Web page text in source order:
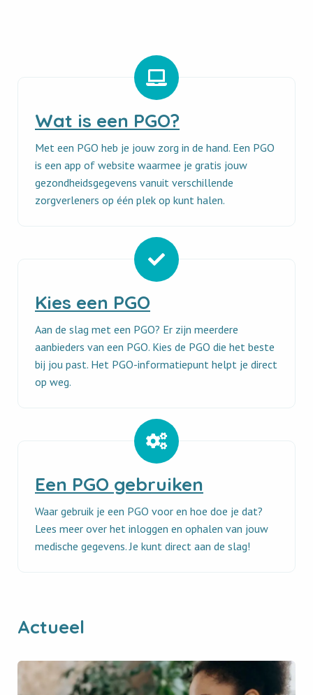
Wat is een PGO?
Met een PGO heb je jouw zorg in de hand. Een PGO
is een app of website waarmee je gratis jouw
gezondheidsgegevens vanuit verschillende
zorgverleners op één plek op kunt halen.
Kies een PGO
Aan de slag met een PGO? Er zijn meerdere
aanbieders van een PGO. Kies de PGO die het beste
bij jou past. Het PGO-informatiepunt helpt je direct
op weg.
Een PGO gebruiken
Waar gebruik je een PGO voor en hoe doe je dat?
Lees meer over het inloggen en ophalen van jouw
medische gegevens. Je kunt direct aan de slag!
gebruiken
Actueel
Read